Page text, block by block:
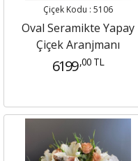
Çiçek Kodu : 5106
Oval Seramikte Yapay
Çiçek Aranjmanı
6199 ,00 TL